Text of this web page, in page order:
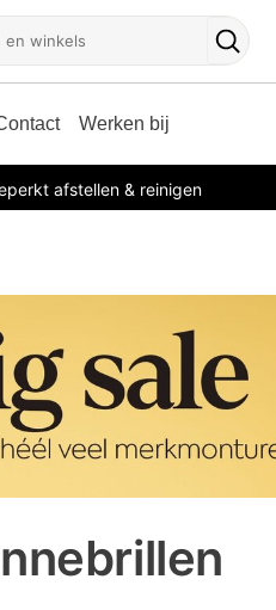
Werken bij
afstellen & reinigen